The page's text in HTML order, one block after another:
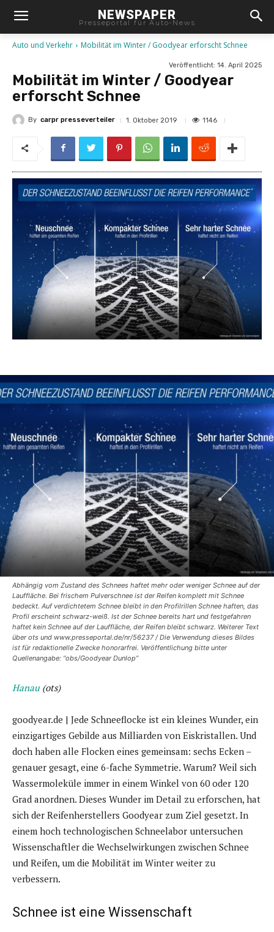
NEWSPAPER
Presseportal für Auto-News
Auto und Verkehr Mobilität im Winter / Goodyear erforscht Schnee
Veröffentlicht: 14. April 2025
Mobilität im Winter / Goodyear
erforscht Schnee
By carpr presseverteiler 1. Oktober 2019 1146
Abhängig vom Zustand des Schnees haftet mehr oder weniger Schnee auf der
Lauffläche. Bei frischem Pulverschnee ist der Reifen komplett mit Schnee
bedeckt. Auf verdichtetem Schnee bleibt in den Profilrillen Schnee haften, das
Profil erscheint schwarz-weiß. Ist der Schnee bereits hart und festgefahren
haftet kein Schnee auf der Lauffläche, der Reifen bleibt schwarz. Weiterer Text
über ots und www.presseportal.de/nr/56237 / Die Verwendung dieses Bildes
ist für redaktionelle Zwecke honorarfrei. Veröffentlichung bitte unter
Quellenangabe: “obs/Goodyear Dunlop”
Hanau (ots)
goodyear.de | Jede Schneeflocke ist ein kleines Wunder, ein
einzigartiges Gebilde aus Milliarden von Eiskristallen. Und
doch haben alle Flocken eines gemeinsam: sechs Ecken –
genauer gesagt, eine 6-fache Symmetrie. Warum? Weil sich
Wassermoleküle immer in einem Winkel von 60 oder 120
Grad anordnen. Dieses Wunder im Detail zu erforschen, hat
sich der Reifenherstellers Goodyear zum Ziel gesetzt. In
einem hoch technologischen Schneelabor untersuchen
Wissenschaftler die Wechselwirkungen zwischen Schnee
und Reifen, um die Mobilität im Winter weiter zu
verbessern.
Schnee ist eine Wissenschaft